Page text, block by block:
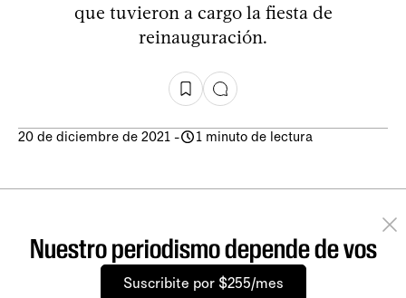
que tuvieron a cargo la fiesta de
reinauguración.
20 de diciembre de 2021 - 1 minuto de lectura
Nuestro periodismo depende de vos
Suscribite por $255/mes